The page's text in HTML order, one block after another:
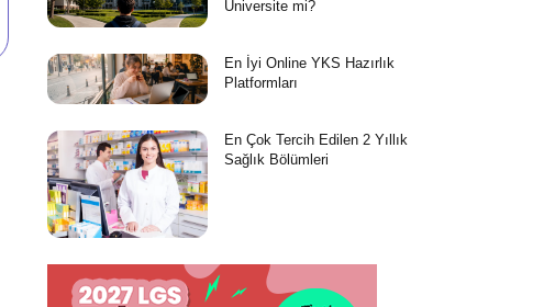
Üniversite mi?
En İyi Online YKS Hazırlık
Platformları
En Çok Tercih Edilen 2 Yıllık
Sağlık Bölümleri